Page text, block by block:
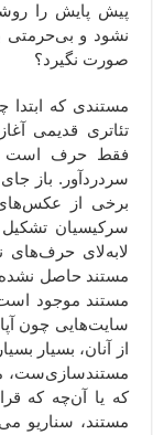
پیش پایش را
نشود و بی‌حرمتی
صورت نگیرد؟
مستندی که ابتدا
تئاتری قدیمی
فقط حرف است
سردردآور. باز
برخی از
سرکیسیان تشکیل
لابه‌لای حرف‌های
مستند حاصل
مستند موجود است
سایت‌هایی چون
از آنان، بسیار
مستندسازی‌ست،
که یا آن‌چه که